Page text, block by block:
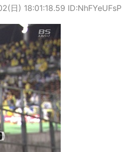
日) 18:01:18.59 ID:NhFYeUFsP